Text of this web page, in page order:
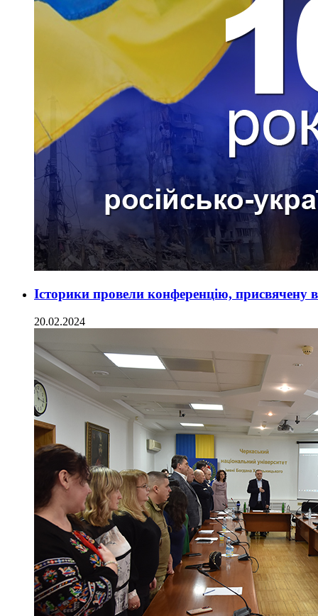
Історики провели конференцію, присвячену
20.02.2024